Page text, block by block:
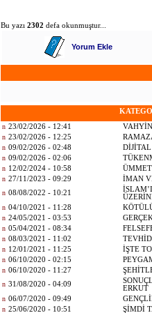
Bu yazı 2302 defa okunmuştur...
Yorum Ekle
n 23/02/2026 - 12:41
n 23/02/2026 - 12:25
n 09/02/2026 - 02:48
n 09/02/2026 - 02:06
n 12/02/2024 - 10:58
n 27/11/2023 - 09:29
İMAN
n 08/08/2022 - 10:21
n 04/10/2021 - 11:28
n 24/05/2021 - 03:53
n 05/04/2021 - 08:34
n 08/03/2021 - 11:02
n 12/01/2021 - 11:25
İŞTE
n 06/10/2020 - 02:15
n 06/10/2020 - 11:27
n 31/08/2020 - 04:09
ERKUT
n 06/07/2020 - 09:49
n 25/06/2020 - 10:51 ŞİMDİ